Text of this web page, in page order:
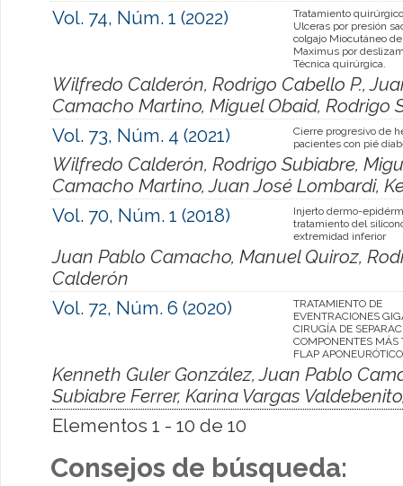
Vol. 74, Núm. 1 (2022)
Tratamiento
Ulceras por presión
colgajo Miocutáneo
Maximus por
Técnica quirúrgica.
Wilfredo Calderón, Rodrigo Cabello P.,
Camacho Martino, Miguel Obaid, Rodrigo
Vol. 73, Núm. 4 (2021)
Cierre progresivo de
pacientes con pié
Wilfredo Calderón, Rodrigo Subiabre,
Camacho Martino, Juan José Lombardi,
Vol. 70, Núm. 1 (2018)
Injerto dermo-
tratamiento del
extremidad inferior
Juan Pablo Camacho, Manuel Quiroz,
Calderón
Vol. 72, Núm. 6 (2020)
TRATAMIENTO DE
EVENTRACIONES
CIRUGÍA DE
COMPONENTES MÁS
FLAP
Kenneth Guler González, Juan Pablo
Subiabre Ferrer, Karina Vargas
Elementos 1 - 10 de 10
Consejos de búsqueda: